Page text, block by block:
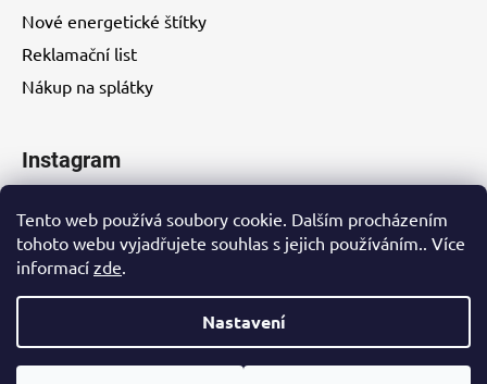
Tento web používá soubory cookie. Dalším procházením
tohoto webu vyjadřujete souhlas s jejich používáním.. Více
informací zde.
Nastavení
Nové energetické štítky
Reklamační list
Nákup na splátky
Instagram
Vytvořil Shoptet